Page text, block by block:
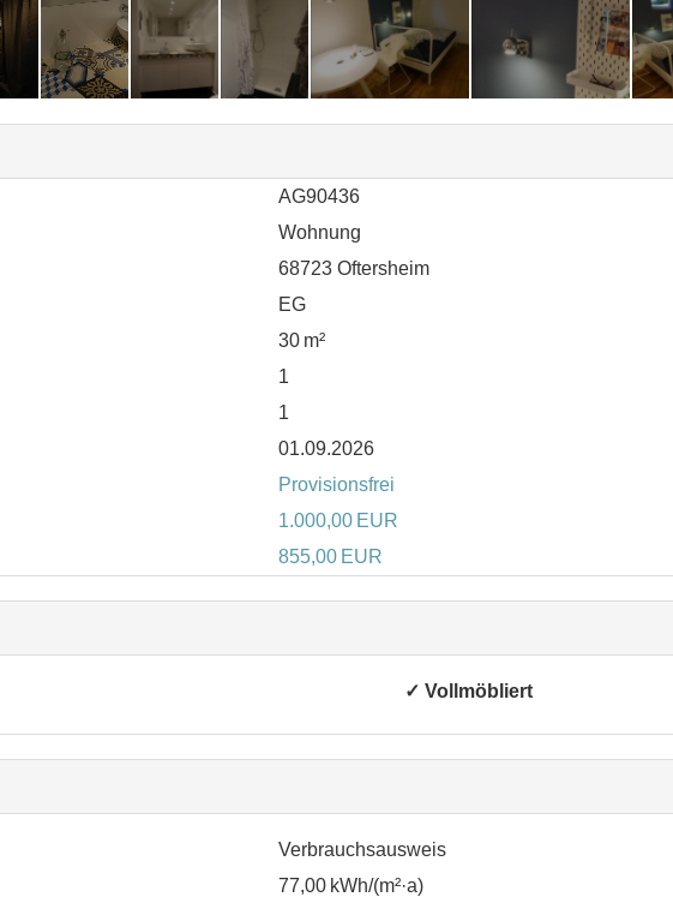
AG90436
Wohnung
68723 Oftersheim
EG
30 m²
1
1
01.09.2026
Provisionsfrei
1.000,00 EUR
855,00 EUR
✓ Vollmöbliert
Verbrauchs­ausweis
77,00 kWh/(m²·a)